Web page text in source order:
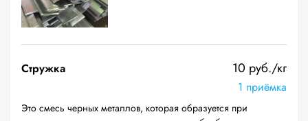
Стружка 10 руб./кг
1 приёмка
Это смесь черных металлов, которая образуется при